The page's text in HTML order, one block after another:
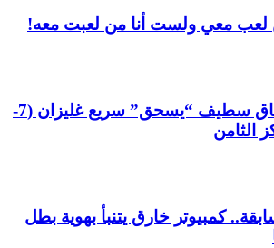
لعب معي ولست أنا من لعبت معه!
الرابطة الأولى: وفاق سطيف “يسحق” سريع غليزان (7-
كمبيوتر خارق يتنبأ بهوية بطل